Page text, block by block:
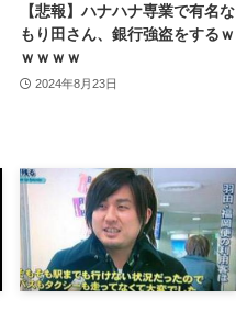
【悲報】ハナハナ専業で有名な
もり田さん、銀行強盗をするｗ
ｗｗｗｗ
2024年8月23日